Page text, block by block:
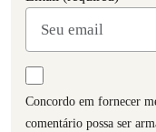
Concordo em fornecer
comentário possa ser